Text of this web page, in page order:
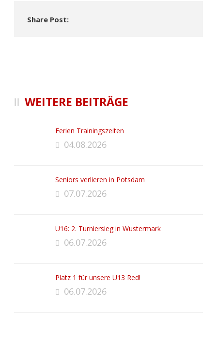
Share Post:
WEITERE BEITRÄGE
Ferien Trainingszeiten
04.08.2026
Seniors verlieren in Potsdam
07.07.2026
U16: 2. Turniersieg in Wustermark
06.07.2026
Platz 1 für unsere U13 Red!
06.07.2026